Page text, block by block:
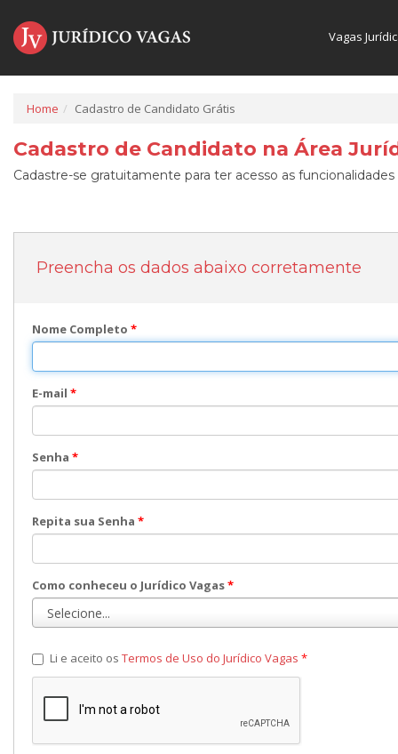
Vagas
Home Cadastro de Candidato Grátis
Cadastro de Candidato na Área
Cadastre-se gratuitamente para ter acesso as
Preencha os dados abaixo corretamente
Nome Completo *
E-mail *
Senha *
Repita sua Senha *
Como conheceu o Jurídico Vagas*
Li e aceito os Termos de Uso do Jurídico Vagas *